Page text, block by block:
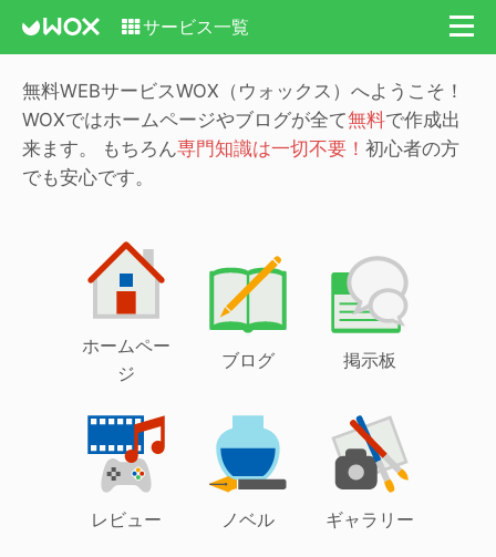
サービス一覧
無料WEBサービスWOX（ウォックス）へようこそ！
WOXではホームページやブログが全て無料で作成出
来ます。
もちろん専門知識は一切不要！ 初心者の方
でも安心です。
ホームペー
ジ
ブログ 掲示板
レビュー ノベル ギャラリー